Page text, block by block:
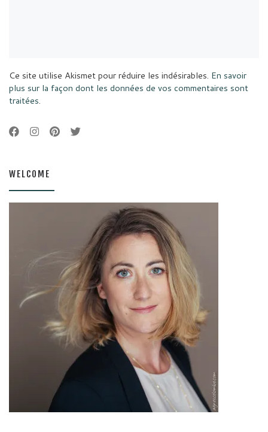
Ce site utilise Akismet pour réduire les indésirables. En savoir
plus sur la façon dont les données de vos commentaires sont
traitées.
WELCOME